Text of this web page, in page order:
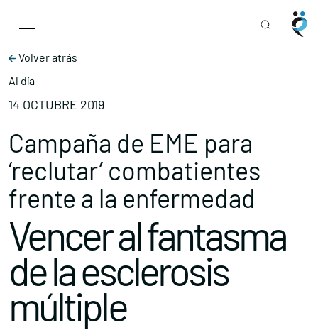
Main Navigation
Volver atrás
Al día
14 OCTUBRE 2019
Campaña de EME para
‘reclutar’ combatientes
frente a la enfermedad
Vencer al fantasma
de la esclerosis
múltiple